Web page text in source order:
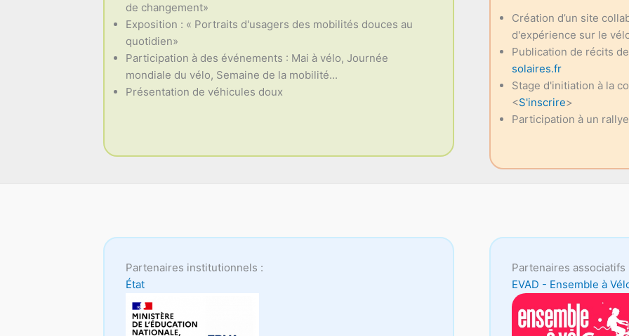
de changement»
Exposition : « Portraits d'usagers des mobilités douces au
quotidien»
Participation à des événements : Mai à vélo, Journée
mondiale du vélo, Semaine de la mobilité...
Présentation de véhicules doux
Création d’un site
d'expérience sur le
Publication de récits
solaires.fr
Stage d'initiation à la
<S'inscrire>
Participation à un
Partenaires institutionnels :
État
Partenaires associatifs
EVAD - Ensemble à